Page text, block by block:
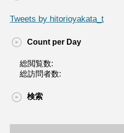
Tweets by hitorioyakata_t
Count per Day
総閲覧数:
総訪問者数:
検索